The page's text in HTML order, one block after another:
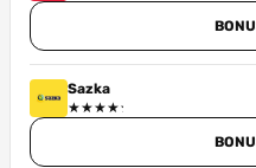
Sazka